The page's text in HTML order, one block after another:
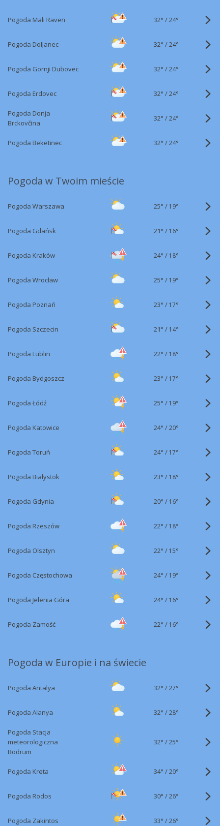
Pogoda Mali Raven 32° /24°
Pogoda Doljanec 32° /24°
Pogoda Gornji Dubovec 32° /24°
Pogoda Erdovec 32° /24°
Pogoda Donja
Brckovčina
32° /24°
Pogoda Beketinec 32° /24°
Pogoda w Twoim mieście
Pogoda Warszawa 25° / 19°
Pogoda Gdańsk 21° / 16°
Pogoda Kraków 24° / 18°
Pogoda Wrocław 25° / 19°
Pogoda Poznań 23° / 17°
Pogoda Szczecin 21° / 14°
Pogoda Lublin 22° / 18°
Pogoda Bydgoszcz 23° / 17°
Pogoda Łódź 25° / 19°
Pogoda Katowice 24° /20°
Pogoda Toruń 24° / 17°
Pogoda Białystok 23° / 18°
Pogoda Gdynia 20° / 16°
Pogoda Rzeszów 22° / 18°
Pogoda Olsztyn 22° / 15°
Pogoda Częstochowa 24° / 19°
Pogoda Jelenia Góra 24° / 16°
Pogoda Zamość 22° / 16°
Pogoda w Europie i na świecie
Pogoda Antalya 32° /27°
Pogoda Alanya 32° /28°
Pogoda Stacja
meteorologiczna
Bodrum
32° /25°
Pogoda Kreta 34° /20°
Pogoda Rodos 30° /26°
Pogoda Zakintos 33° /26°